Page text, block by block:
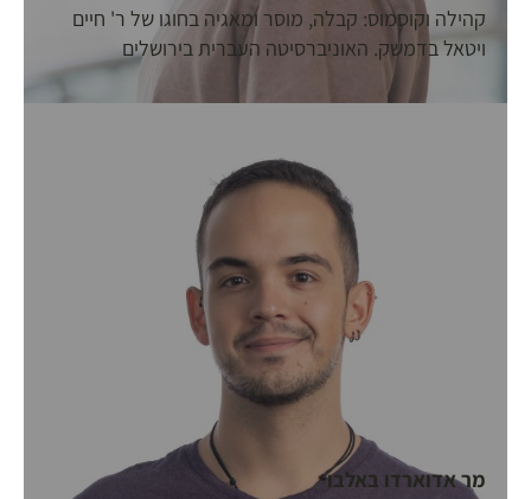
קהילה וקוסמוס: קבלה, מוסר ומאגיה בחוגו של ר' חיים
ויטאל בדמשק. האוניברסיטה העברית בירושלים
מר אדוארדו באלבו